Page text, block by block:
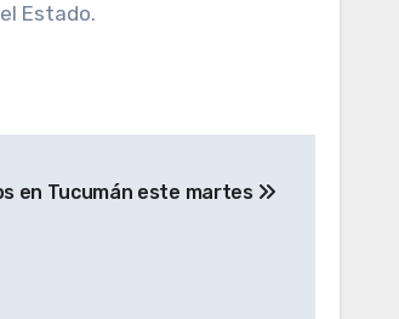
Estado.
en Tucumán este martes